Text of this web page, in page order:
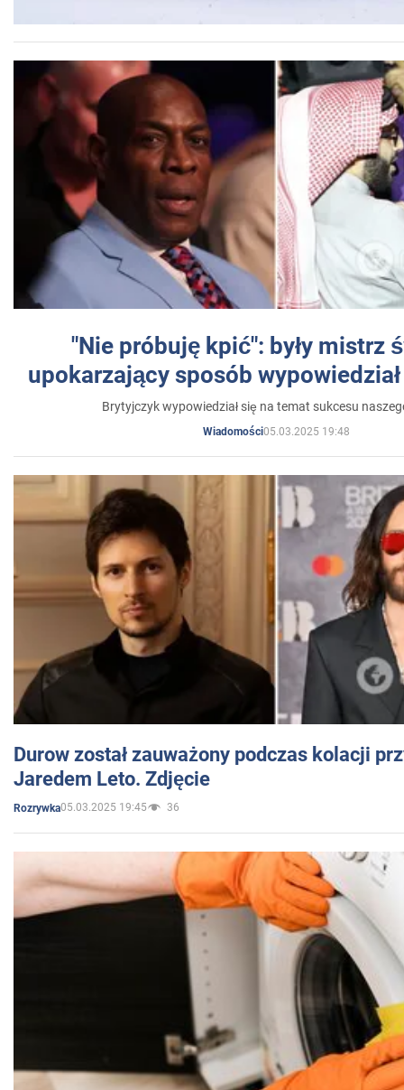
"Nie próbuję kpić": były mistrz
upokarzający sposób
Brytyjczyk wypowiedział się na temat sukcesu
Wiadomości05.03.2025 19:48
Durow został zauważony podczas kolacji
Jaredem Leto. Zdjęcie
Rozrywka05.03.2025 19:45 36